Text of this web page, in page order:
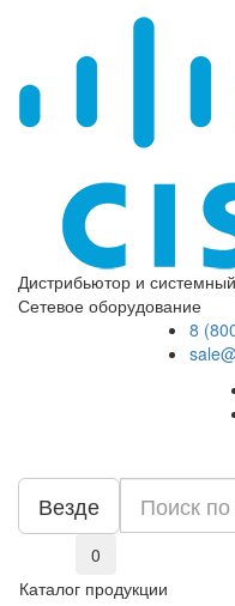
Дистрибьютор и
Сетевое оборудование
8
Везде
0
Каталог продукции